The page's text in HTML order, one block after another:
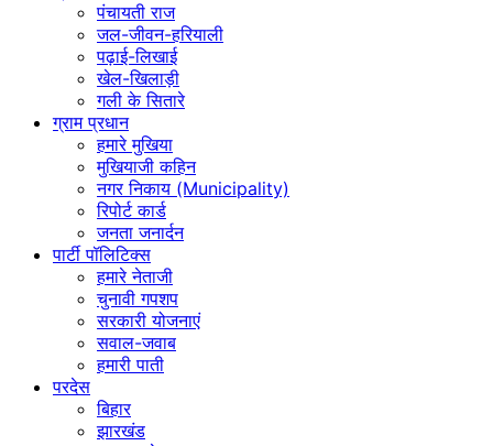
पंचायती राज
जल-जीवन-हरियाली
पढ़ाई-लिखाई
खेल-खिलाड़ी
गली के सितारे
ग्राम प्रधान
हमारे मुखिया
मुखियाजी कहिन
नगर निकाय (Municipality)
रिपोर्ट कार्ड
जनता जनार्दन
पार्टी पॉलिटिक्स
हमारे नेताजी
चुनावी गपशप
सरकारी योजनाएं
सवाल-जवाब
हमारी पाती
परदेस
बिहार
झारखंड